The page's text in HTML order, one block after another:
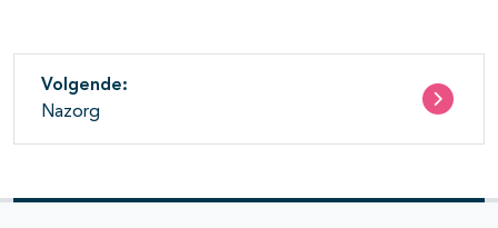
Volgende:
Nazorg